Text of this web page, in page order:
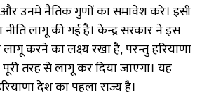
और उनमें नैतिक गुणों का समावेश करे। इसी
नीति लागू की गई है। केन्द्र सरकार ने इस
करने का लक्ष्य रखा है, परन्तु हरियाणा
तरह से लागू कर दिया जाएगा। यह
देश का पहला राज्य है।